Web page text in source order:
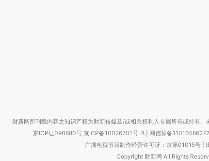
财新网所刊载内容之知识产权为财新传媒及/或相关权利人专属所有或持有
京ICP证090880号 京ICP备10026701号-8 网信算备
广播电视节目制作经营许可证：京第01015号|
Copyright 财新网 All Rights